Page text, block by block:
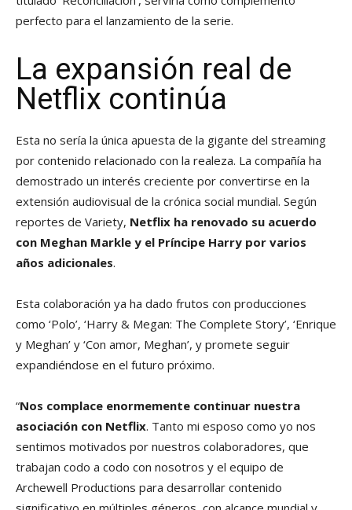
perfecto para el lanzamiento de la serie.
La expansión real de
Netflix continúa
Esta no sería la única apuesta de la gigante del streaming
por contenido relacionado con la realeza. La compañía ha
demostrado un interés creciente por convertirse en la
extensión audiovisual de la crónica social mundial. Según
reportes de Variety, Netflix ha renovado su acuerdo
con Meghan Markle y el Príncipe Harry por varios
años adicionales.
Esta colaboración ya ha dado frutos con producciones
como ‘Polo’, ‘Harry & Megan: The Complete Story’, ‘Enrique
y Meghan’ y ‘Con amor, Meghan’, y promete seguir
expandiéndose en el futuro próximo.
“Nos complace enormemente continuar nuestra
asociación con Netflix. Tanto mi esposo como yo nos
sentimos motivados por nuestros colaboradores, que
trabajan codo a codo con nosotros y el equipo de
Archewell Productions para desarrollar contenido